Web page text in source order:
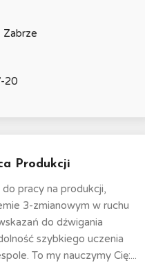
Zabrze
20
Produkcji
pracy na produkcji,
3-zmianowym w ruchu
do dźwigania
szybkiego uczenia
To my nauczymy Cię:...